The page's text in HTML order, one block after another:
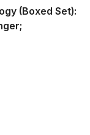
(Boxed Set):